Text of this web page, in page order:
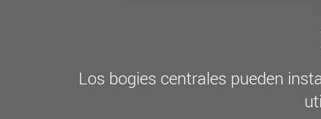
Los bogies centrales pueden